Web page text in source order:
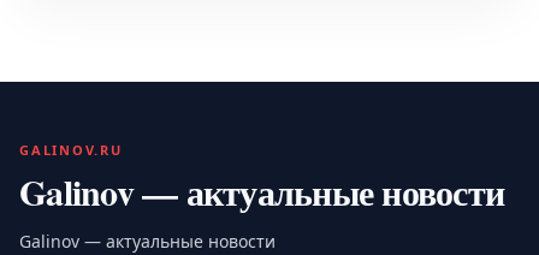
GALINOV.RU
Galinov — актуальные новости
Galinov — актуальные новости